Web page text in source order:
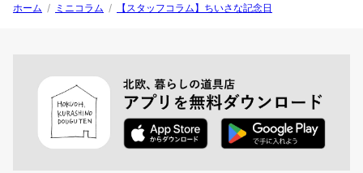
ホーム / ミニコラム / 【スタッフコラム】ちいさな記念日